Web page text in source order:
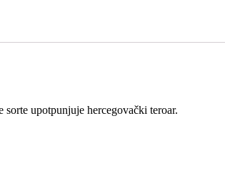
upotpunjuje hercegovački teroar.